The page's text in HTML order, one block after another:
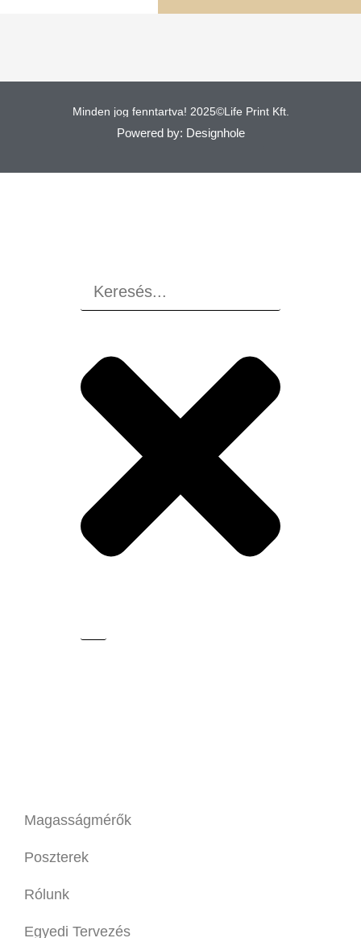
Minden jog fenntartva! 2025©Life Print Kft.
Powered by: Designhole
Magasságmérők
Poszterek
Rólunk
Egyedi Tervezés